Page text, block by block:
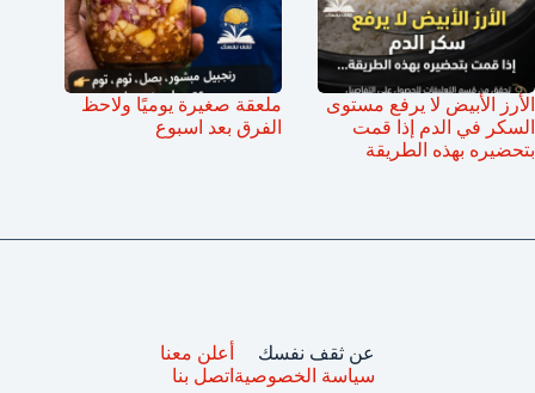
الأرز الأبيض لا يرفع مستوى
السكر في الدم إذا قمت
بتحضيره بهذه الطريقة
ملعقة صغيرة يوميًا ولاحظ
الفرق بعد اسبوع
عن ثقف نفسك
سياسة الخصوصية
أعلن معنا
اتصل بنا